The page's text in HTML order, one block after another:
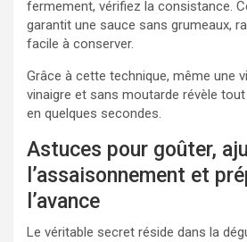
fermement, vérifiez la consistance.
garantit une sauce sans grumeaux,
facile à conserver.
Grâce à cette technique, même une
vinaigre et sans moutarde révèle
en quelques secondes.
Astuces pour goûter,
l’assaisonnement et
l’avance
Le véritable secret réside dans la